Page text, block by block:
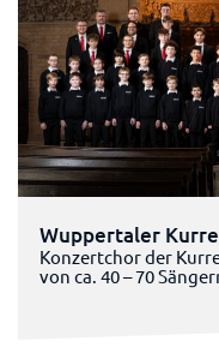
Wuppertaler
Konzertchor der
von ca. 40 – 70